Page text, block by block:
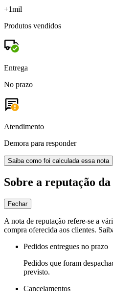
+1mil
Produtos vendidos
Entrega
No prazo
Atendimento
Demora para responder
Saiba como foi calculada essa nota
Sobre a reputação
Fechar
A nota de reputação refere-se a
compra oferecida aos clientes.
Pedidos entregues no prazo
Pedidos que foram
previsto.
Cancelamentos